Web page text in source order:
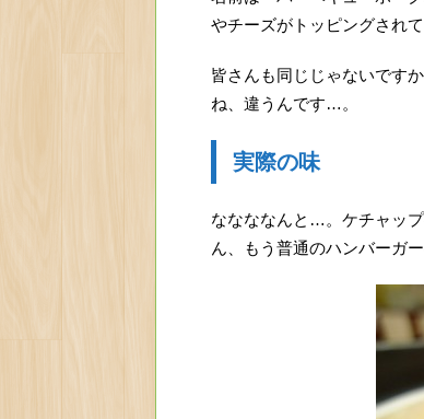
やチーズがトッピングされ
皆さんも同じじゃないです
ね、違うんです…。
実際の味
ななななんと…。ケチャッ
ん、もう普通のハンバーガ